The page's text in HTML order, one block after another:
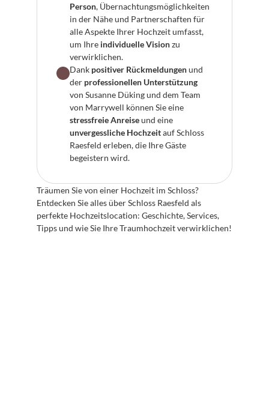
Person, Übernachtungsmöglichkeiten
in der Nähe und Partnerschaften für
alle Aspekte Ihrer Hochzeit umfasst,
um Ihre individuelle Vision zu
verwirklichen.
Dank positiver Rückmeldungen und
der professionellen Unterstützung
von Susanne Düking und dem Team
stressfreie Anreise
unvergessliche Hochzeit auf Schloss
Raesfeld erleben, die Ihre Gäste
begeistern wird.
Träumen Sie von einer Hochzeit im Schloss?
Entdecken Sie alles über Schloss Raesfeld als
perfekte Hochzeitslocation: Geschichte, Services,
Tipps und wie Sie Ihre Traumhochzeit verwirklichen!